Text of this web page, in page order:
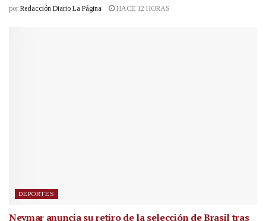
por Redacción Diario La Página HACE 12 HORAS
DEPORTES
Neymar anuncia su retiro de la selección de Brasil tras